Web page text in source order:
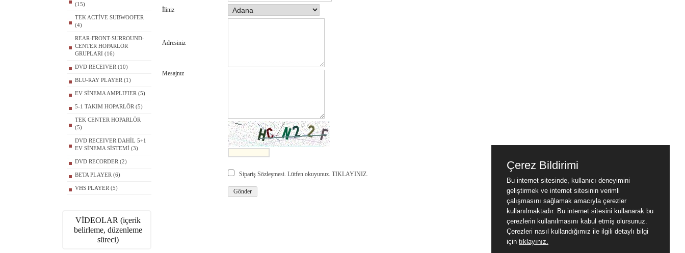
(15)
TEK ACTİVE SUBWOOFER
(4)
REAR-FRONT-SURROUND-
CENTER HOPARLÖR
GRUPLARI (16)
DVD RECEIVER (10)
BLU-RAY PLAYER (1)
EV SİNEMA AMPLIFIER (5)
5-1 TAKIM HOPARLÖR (5)
TEK CENTER HOPARLÖR
(5)
DVD RECEIVER DAHİL 5+1
EV SİNEMA SİSTEMİ (3)
DVD RECORDER (2)
BETA PLAYER (6)
VHS PLAYER (5)
VİDEOLAR (içerik
belirleme, düzenleme
süreci)
İliniz
Adresiniz
Mesajnız
Sipariş Sözleşmesi. Lütfen okuyunuz. TIKLAYINIZ.
Çerez Bildirimi
Bu internet sitesinde, kullanıcı deneyimini
geliştirmek ve internet sitesinin verimli
çalışmasını sağlamak amacıyla çerezler
kullanılmaktadır. Bu internet sitesini kullanarak bu
çerezlerin kullanılmasını kabul etmiş olursunuz.
Çerezleri nasıl kullandığımız ile ilgili detaylı bilgi
için tıklayınız.